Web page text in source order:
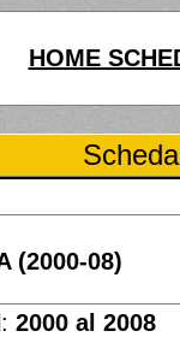
HOME
(2000-08)
2000 al 2008